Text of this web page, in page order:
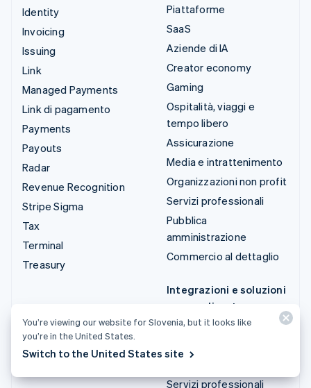
Identity
Invoicing
Issuing
Link
Managed Payments
Link di pagamento
Payments
Payouts
Radar
Revenue Recognition
Stripe Sigma
Tax
Terminal
Treasury
Piattaforme
SaaS
Aziende di IA
Creator economy
Gaming
Ospitalità, viaggi e
tempo libero
Assicurazione
Media e intrattenimento
Organizzazioni non profit
Servizi professionali
Pubblica
amministrazione
Commercio al dettaglio
Integrazioni e soluzioni
personalizzate
Stripe App Marketplace
Stripe Partner
Servizi professionali
You’re viewing our website for Slovenia, but it looks like
you’re in the United States.
Switch to the United States site